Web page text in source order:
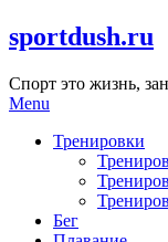
Skip
to
sportdush.ru
Спорт это жизнь,
Menu
Тренировки
Бег